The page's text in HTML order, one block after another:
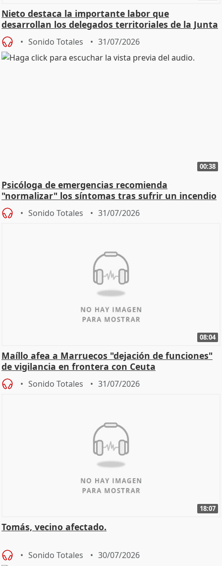
Nieto destaca la importante labor que
desarrollan los delegados territoriales de la Junta
Sonido Totales 31/07/2026
00:38
Psicóloga de emergencias recomienda
"normalizar" los síntomas tras sufrir un incendio
Sonido Totales 31/07/2026
08:04
Maíllo afea a Marruecos "dejación de funciones"
de vigilancia en frontera con Ceuta
Sonido Totales 31/07/2026
18:07
Tomás, vecino afectado.
Sonido Totales 30/07/2026